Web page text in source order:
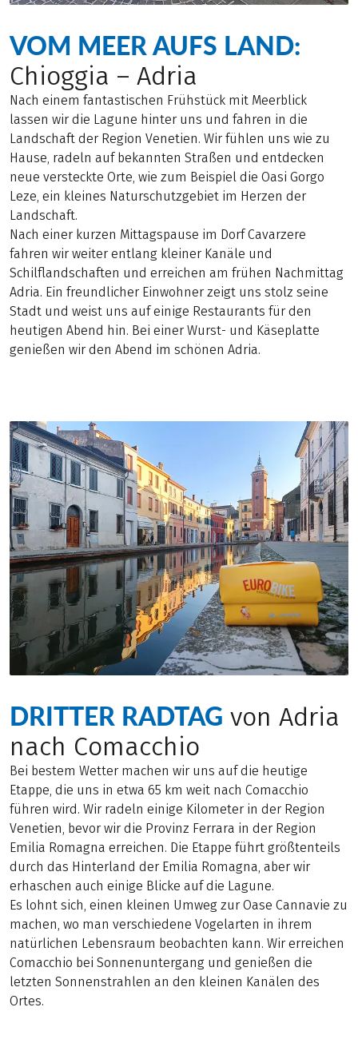
VOM MEER AUFS LAND:
Chioggia – Adria
Nach einem fantastischen Frühstück mit Meerblick
lassen wir die Lagune hinter uns und fahren in die
Landschaft der Region Venetien. Wir fühlen uns wie zu
Hause, radeln auf bekannten Straßen und entdecken
neue versteckte Orte, wie zum Beispiel die Oasi Gorgo
Leze, ein kleines Naturschutzgebiet im Herzen der
Landschaft.
Nach einer kurzen Mittagspause im Dorf Cavarzere
fahren wir weiter entlang kleiner Kanäle und
Schilflandschaften und erreichen am frühen Nachmittag
Adria. Ein freundlicher Einwohner zeigt uns stolz seine
Stadt und weist uns auf einige Restaurants für den
heutigen Abend hin. Bei einer Wurst- und Käseplatte
genießen wir den Abend im schönen Adria.
DRITTER RADTAG von Adria
nach Comacchio
Bei bestem Wetter machen wir uns auf die heutige
Etappe, die uns in etwa 65 km weit nach Comacchio
führen wird. Wir radeln einige Kilometer in der Region
Venetien, bevor wir die Provinz Ferrara in der Region
Emilia Romagna erreichen. Die Etappe führt größtenteils
durch das Hinterland der Emilia Romagna, aber wir
erhaschen auch einige Blicke auf die Lagune.
Es lohnt sich, einen kleinen Umweg zur Oase Cannavie zu
machen, wo man verschiedene Vogelarten in ihrem
natürlichen Lebensraum beobachten kann. Wir erreichen
Comacchio bei Sonnenuntergang und genießen die
letzten Sonnenstrahlen an den kleinen Kanälen des
Ortes.